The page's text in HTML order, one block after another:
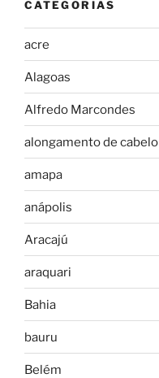
CATEGORIAS
acre
Alagoas
Alfredo Marcondes
alongamento de cabelo
amapa
anápolis
Aracajú
araquari
Bahia
bauru
Belém